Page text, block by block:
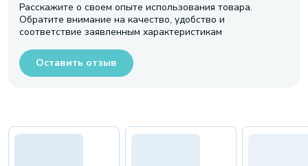
Расскажите о своем опыте использования товара.
Обратите внимание на качество, удобство и
соответствие заявленным характеристикам
Оставить отзыв